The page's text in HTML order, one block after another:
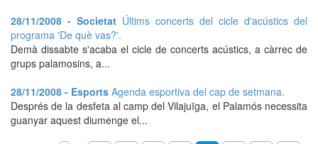
28/11/2008 - Societat Últims concerts del cicle d'acústics del
programa 'De què vas?'.
Demà dissabte s'acaba el cicle de concerts acústics, a càrrec de
grups palamosins, a...
28/11/2008 - Esports Agenda esportiva del cap de setmana.
Després de la desfeta al camp del Vilajuïga, el Palamós necessita
guanyar aquest diumenge el...